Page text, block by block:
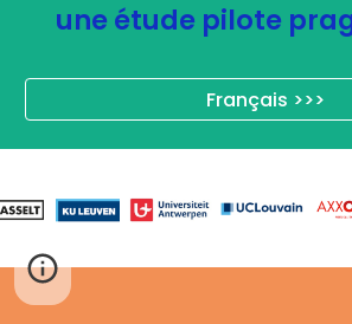
une étude pilote
Français >>>